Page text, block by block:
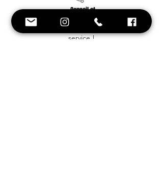
Conseil et
Une équipe à votre
service !